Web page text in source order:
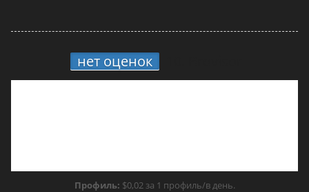
нет оценок
Профиль: $0,02 за 1 профиль/в день.